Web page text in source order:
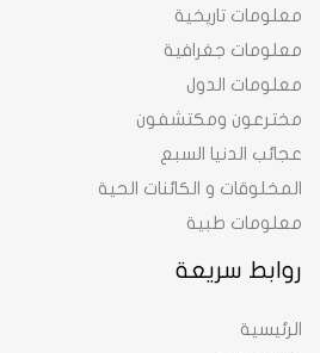
روابط سريعة
الرئيسية
معلومات تاريخية
معلومات جغرافية
معلومات الدول
مخترعون ومكتشفون
عجائب الدنيا السبع
المخلوقات و الكائنات الحية
معلومات طبية